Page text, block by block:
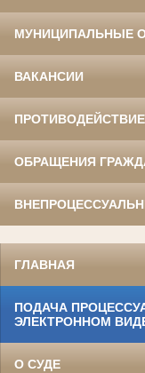
МУНИЦИПАЛЬНЫЕ
ВАКАНСИИ
ОБРАЩЕНИЯ
ГЛАВНАЯ
ПОДАЧА
ЭЛЕКТРОННОМ
О СУДЕ